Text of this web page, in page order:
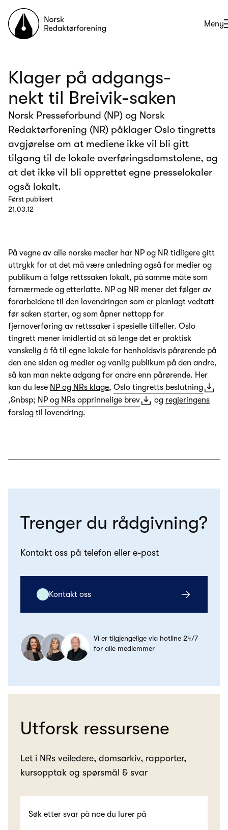
Til forsiden
Åpne
Meny
Klager på adgangs-
nekt til Breivik-saken
Norsk Presseforbund (NP) og Norsk
Redaktørforening (NR) påklager Oslo tingretts
avgjørelse om at mediene ikke vil bli gitt
tilgang til de lokale overføringsdomstolene, og
at det ikke vil bli opprettet egne presselokaler
også lokalt.
Først publisert
21.03.12
På vegne av alle norske medier har NP og NR tidligere gitt
uttrykk for at det må være anledning også for medier og
publikum å følge rettssaken lokalt, på samme måte som
fornærmede og etterlatte. NP og NR mener det følger av
forarbeidene til den lovendringen som er planlagt vedtatt
før saken starter, og som åpner nettopp for
fjernoverføring av rettssaker i spesielle tilfeller. Oslo
tingrett mener imidlertid at så lenge det er praktisk
vanskelig å få til egne lokale for henholdsvis pårørende på
den ene siden og medier og vanlig publikum på den andre,
så kan man nekte adgang for andre enn pårørende. Her
kan du lese NP og NRs klage, Oslo tingretts beslutning
,&nbsp; NP og NRs opprinnelige brev og regjeringens
forslag til lovendring.
Trenger du rådgivning?
Kontakt oss på telefon eller e-post
Kontakt oss
Vi er tilgjengelige via hotline 24/7
for alle medlemmer
Utforsk ressursene
Let i NRs veiledere, domsarkiv, rapporter,
kursopptak og spørsmål & svar